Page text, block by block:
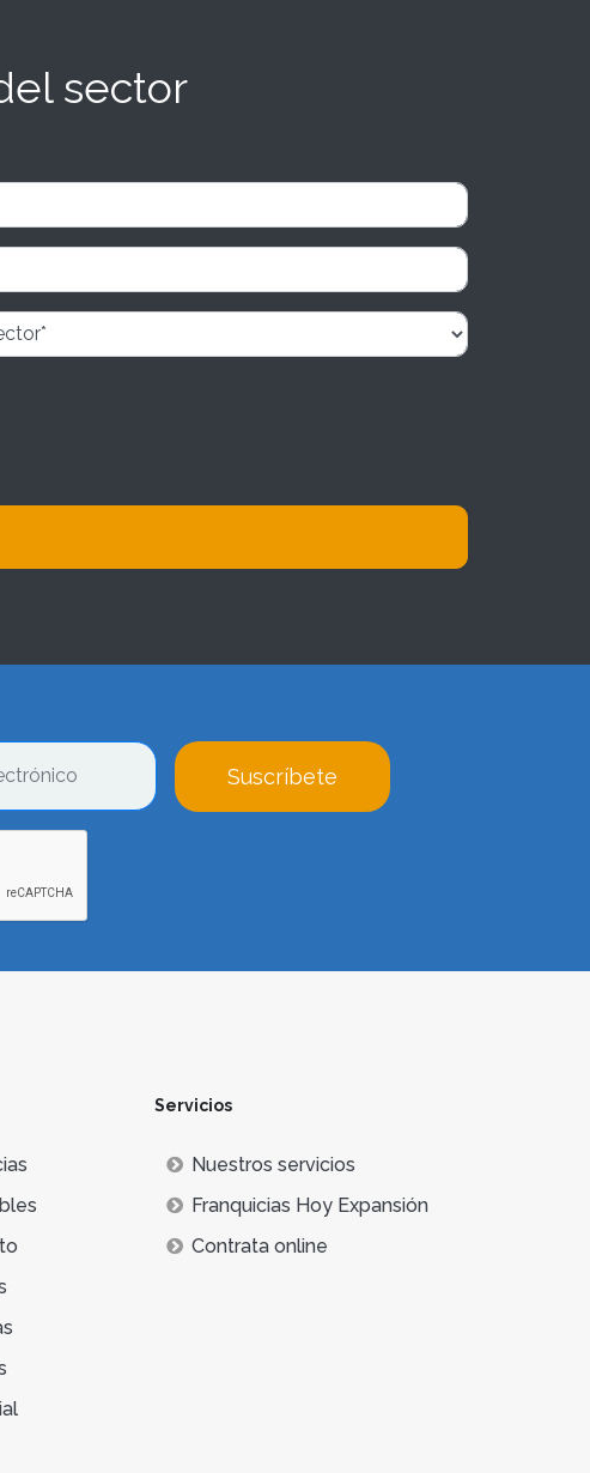
sector
Suscríbete
Servicios
Nuestros servicios
Franquicias Hoy Expansión
Contrata online